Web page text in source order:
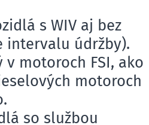
s WIV aj bez
intervalu údržby).
motoroch FSI, ako
motoroch
so službou